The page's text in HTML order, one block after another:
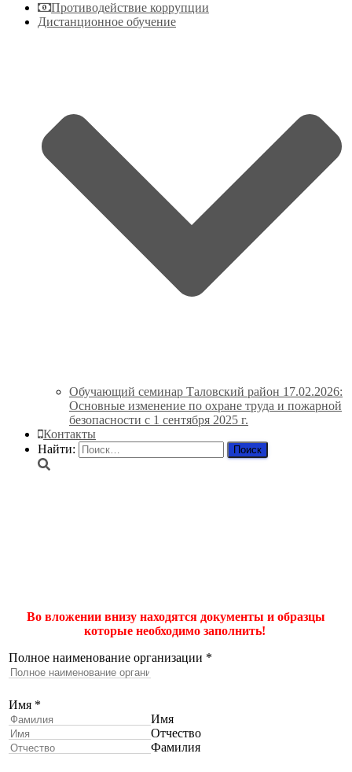
Противодействие коррупции
Дистанционное обучение
Обучающий семинар Таловский район 17.02.2026:
Основные изменение по охране труда и пожарной
безопасности с 1 сентября 2025 г.
Контакты
Найти:
Во вложении внизу находятся документы и образцы
которые необходимо заполнить!
Полное наименование организации *
Имя *
Имя
Отчество
Фамилия